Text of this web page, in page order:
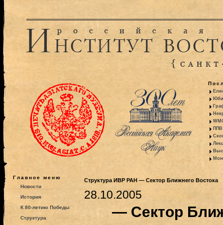
ППВ
Главное меню
Новости
История
К 80-летию Победы
Структура
Структура ИВР РАН — Сектор Ближнего Востока
28.10.2005
— Сектор